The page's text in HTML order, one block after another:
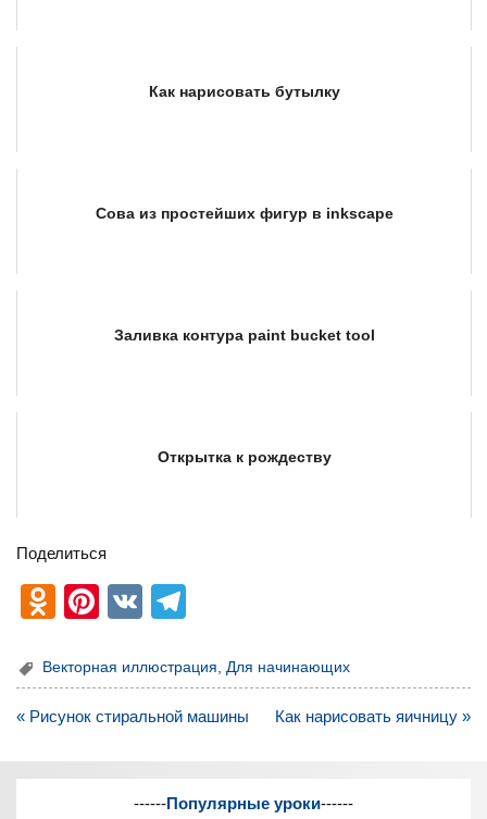
Как нарисовать бутылку
Сова из простейших фигур в inkscape
Заливка контура paint bucket tool
Открытка к рождеству
Поделиться
O
n
o
a
Pi
er
e
V
e
gr
Векторная иллюстрация Для начинающих
Навигация
записям
« Рисунок стиральной машины Как нарисовать яичницу »
------Популярные уроки------